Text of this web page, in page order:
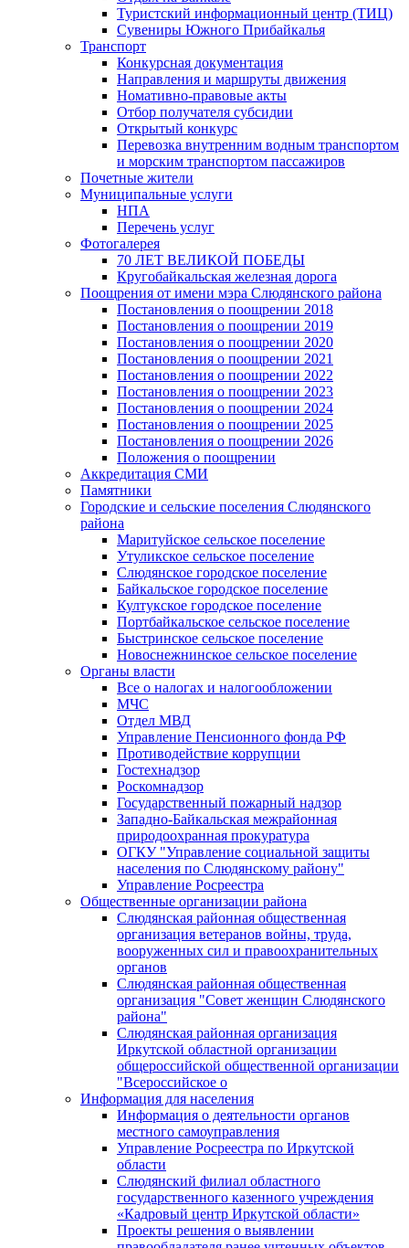
Туристский информационный центр (ТИЦ)
Сувениры Южного Прибайкалья
Транспорт
Конкурсная документация
Направления и маршруты движения
Номативно-правовые акты
Отбор получателя субсидии
Открытый конкурс
Перевозка внутренним водным транспортом
и морским транспортом пассажиров
Почетные жители
Муниципальные услуги
НПА
Перечень услуг
Фотогалерея
70 ЛЕТ ВЕЛИКОЙ ПОБЕДЫ
Кругобайкальская железная дорога
Поощрения от имени мэра Слюдянского района
Постановления о поощрении 2018
Постановления о поощрении 2019
Постановления о поощрении 2020
Постановления о поощрении 2021
Постановления о поощрении 2022
Постановления о поощрении 2023
Постановления о поощрении 2024
Постановления о поощрении 2025
Постановления о поощрении 2026
Положения о поощрении
Аккредитация СМИ
Памятники
Городские и сельские поселения Слюдянского
района
Маритуйское сельское поселение
Утуликское сельское поселение
Слюдянское городское поселение
Байкальское городское поселение
Култукское городское поселение
Портбайкальское сельское поселение
Быстринское сельское поселение
Новоснежнинское сельское поселение
Органы власти
Все о налогах и налогообложении
МЧС
Отдел МВД
Управление Пенсионного фонда РФ
Противодействие коррупции
Гостехнадзор
Роскомнадзор
Государственный пожарный надзор
Западно-Байкальская межрайонная
природоохранная прокуратура
ОГКУ "Управление социальной защиты
населения по Слюдянскому району"
Управление Росреестра
Общественные организации района
Слюдянская районная общественная
организация ветеранов войны, труда,
вооруженных сил и правоохранительных
органов
Слюдянская районная общественная
организация "Совет женщин Слюдянского
района"
Слюдянская районная организация
Иркутской областной организации
общероссийской общественной организации
"Всероссийское о
Информация для населения
Информация о деятельности органов
местного самоуправления
Управление Росреестра по Иркутской
области
Слюдянский филиал областного
государственного казенного учреждения
«Кадровый центр Иркутской области»
Проекты решения о выявлении